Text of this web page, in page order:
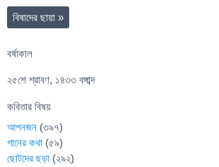
বিষাদের ছায়া »
বর্ষাকাল
২৫শে শ্রাবণ, ১৪৩৩ বঙ্গাব্দ
কবিতার বিষয়
আপনজন (৩৯৭)
গানের কথা (৫৯)
ছোটদের ছড়া (২৯২)